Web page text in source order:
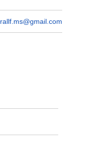
rallf.ms@gmail.com